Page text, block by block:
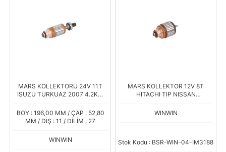
MARS KOLLEKTORU 24V 11T
ISUZU TURKUAZ 2007 4.2KW
BOY : 196,00 MM / ÇAP : 52,80
MM / DİŞ : 11 / DİLİM : 27
WINWIN
MARS KOLLEKTOR 12V 8T
HITACHI TIP NISSAN
MAKINASI IM3059C
WINWIN
Stok Kodu : BSR-WIN-04-IM3188